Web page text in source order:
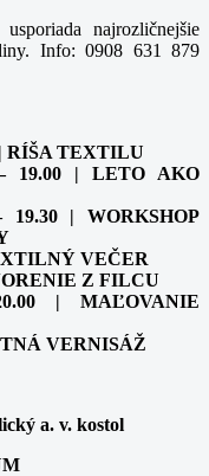
najrozličnejšie
Info: 0908 631 879
| RÍŠA TEXTILU
19.00 | LETO AKO
| WORKSHOP
VEČER
Z FILCU
| MAĽOVANIE
VERNISÁŽ
a. v. kostol